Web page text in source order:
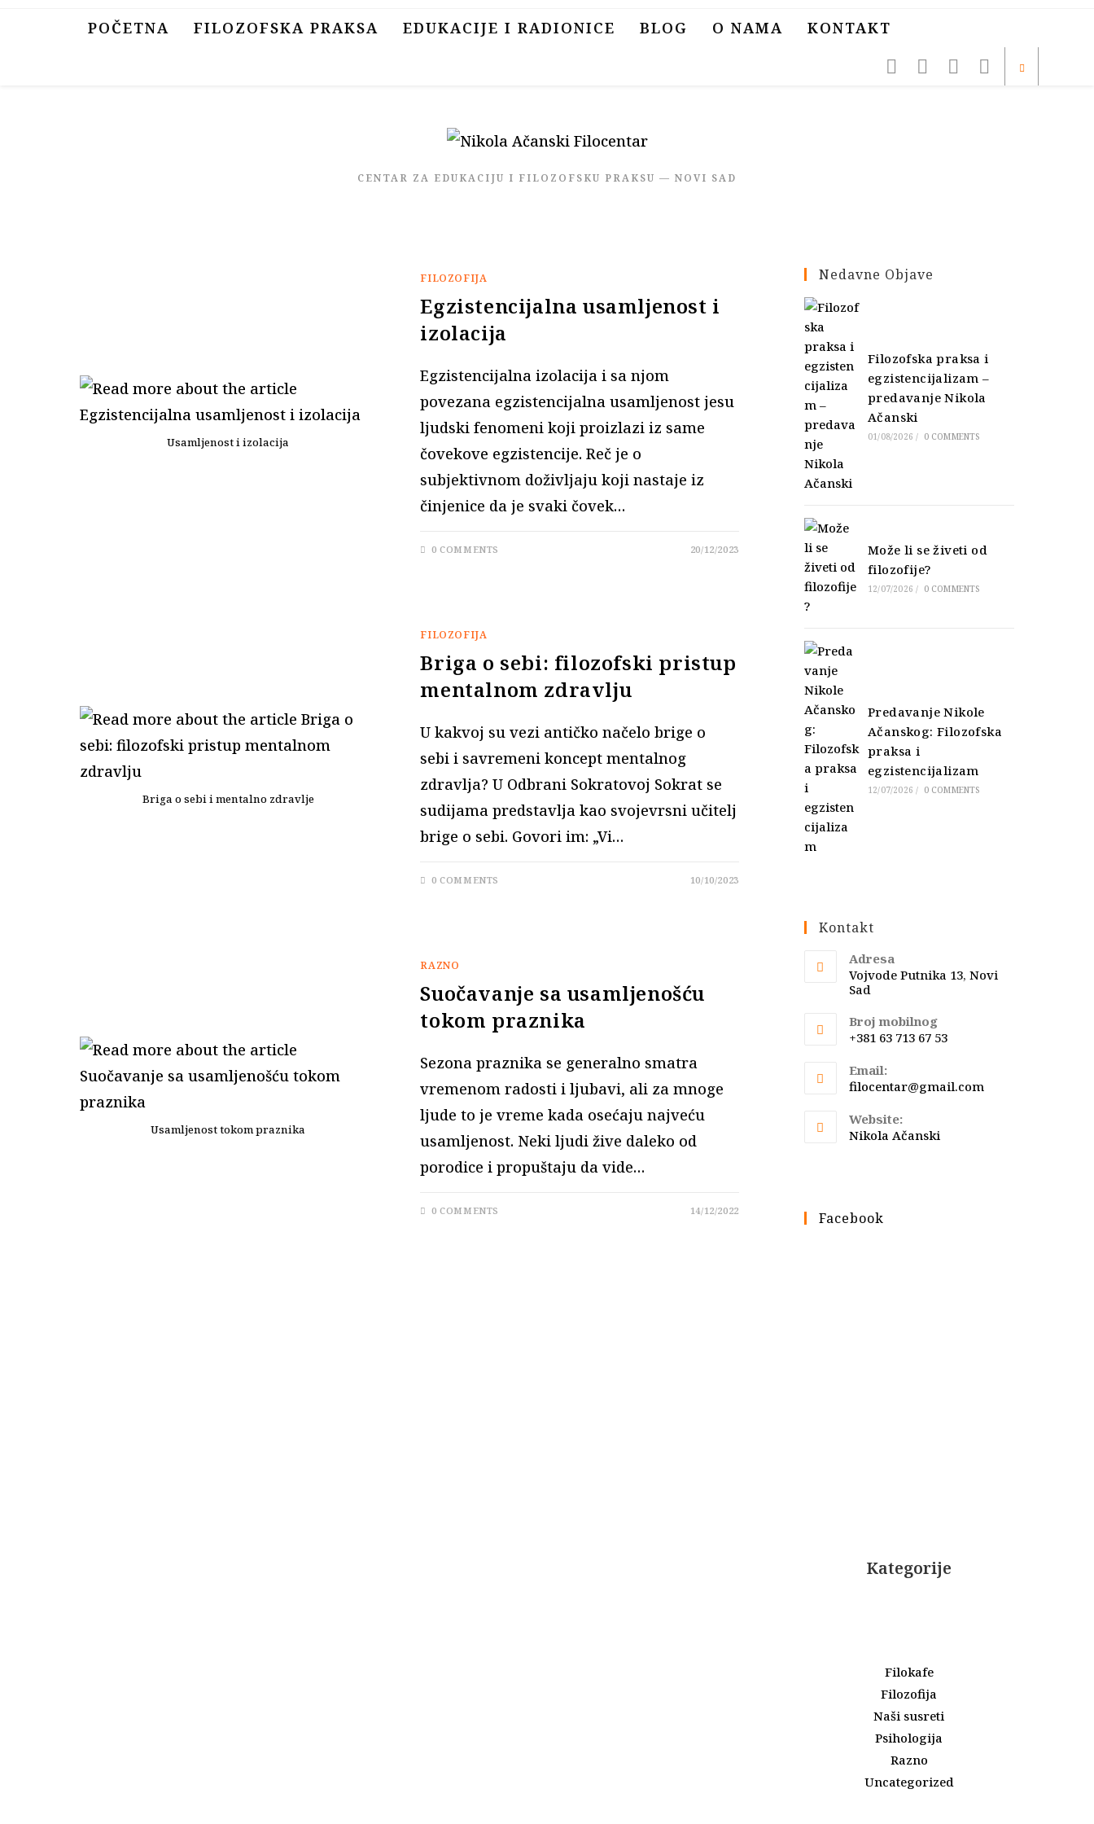
POČETNA FILOZOFSKA PRAKSA EDUKACIJE I RADIONICE BLOG O NAMA KONTAKT
CENTAR ZA EDUKACIJU I FILOZOFSKU PRAKSU — NOVI SAD
Usamljenost i izolacija
FILOZOFIJA
Egzistencijalna usamljenost i
izolacija
Egzistencijalna izolacija i sa njom
povezana egzistencijalna usamljenost jesu
ljudski fenomeni koji proizlazi iz same
čovekove egzistencije. Reč je o
subjektivnom doživljaju koji nastaje iz
činjenice da je svaki čovek…
0 COMMENTS 20/12/2023
Briga o sebi i mentalno zdravlje
FILOZOFIJA
Briga o sebi: filozofski pristup
mentalnom zdravlju
U kakvoj su vezi antičko načelo brige o
sebi i savremeni koncept mentalnog
zdravlja? U Odbrani Sokratovoj Sokrat se
sudijama predstavlja kao svojevrsni učitelj
brige o sebi. Govori im: „Vi…
0 COMMENTS 10/10/2023
Usamljenost tokom praznika
RAZNO
Suočavanje sa usamljenošću
tokom praznika
Sezona praznika se generalno smatra
vremenom radosti i ljubavi, ali za mnoge
ljude to je vreme kada osećaju najveću
usamljenost. Neki ljudi žive daleko od
porodice i propuštaju da vide…
0 COMMENTS 14/12/2022
Nedavne Objave
Filozofska praksa i
egzistencijalizam –
predavanje Nikola
Ačanski
01/08/2026 / 0 COMMENTS
Može li se živeti od
filozofije?
12/07/2026 / 0 COMMENTS
Predavanje Nikole
Ačanskog: Filozofska
praksa i
egzistencijalizam
12/07/2026 / 0 COMMENTS
Kontakt
Adresa
Vojvode Putnika 13, Novi
Sad
Broj mobilnog
+381 63 713 67 53
Email:
filocentar@gmail.comOpens
Website:
Nikola Ačanski
Facebook
Kategorije
Filokafe
Filozofija
Naši susreti
Psihologija
Razno
Uncategorized